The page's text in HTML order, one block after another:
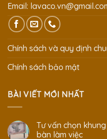
Email:
Chính sách và quy định
Chính sách bảo mật
BÀI VIẾT MỚI NHẤT
Tư vấn chọn
bàn làm việc